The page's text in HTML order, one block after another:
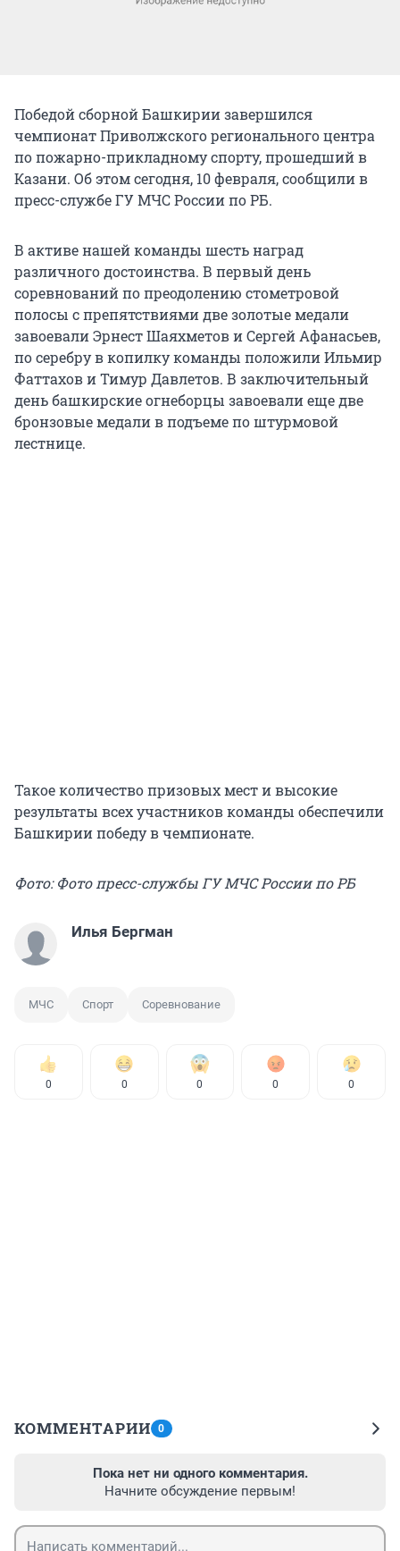
Победой сборной Башкирии завершился
чемпионат Приволжского регионального центра
по пожарно-прикладному спорту, прошедший в
Казани. Об этом сегодня, 10 февраля, сообщили в
пресс-службе ГУ МЧС России по РБ.
В активе нашей команды шесть наград
различного достоинства. В первый день
соревнований по преодолению стометровой
полосы с препятствиями две золотые медали
завоевали Эрнест Шаяхметов и Сергей Афанасьев,
по серебру в копилку команды положили Ильмир
Фаттахов и Тимур Давлетов. В заключительный
день башкирские огнеборцы завоевали еще две
бронзовые медали в подъеме по штурмовой
лестнице.
Такое количество призовых мест и высокие
результаты всех участников команды обеспечили
Башкирии победу в чемпионате.
Фото: Фото пресс-службы ГУ МЧС России по РБ
Илья Бергман
МЧС Спорт Соревнование
0 0 0 0 0
КОММЕНТАРИИ 0
Пока нет ни одного комментария.
Начните обсуждение первым!